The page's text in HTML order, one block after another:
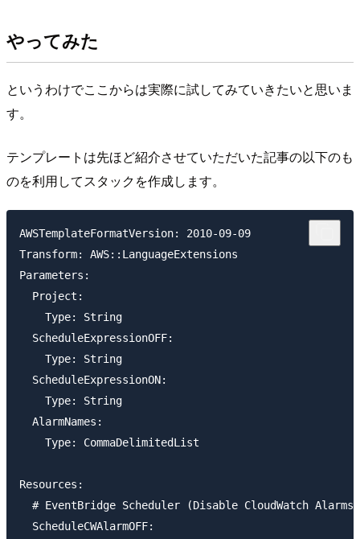
やってみた
というわけでここからは実際に試してみていきたいと思いま
す。
テンプレートは先ほど紹介させていただいた記事の以下のも
のを利用してスタックを作成します。
AWSTemplateFormatVersion: 2010-09-09
Transform: AWS::LanguageExtensions
Parameters:
  Project:
    Type: String
  ScheduleExpressionOFF:
    Type: String
  ScheduleExpressionON:
    Type: String
  AlarmNames:
    Type: CommaDelimitedList
Resources:
  # EventBridge Scheduler (Disable CloudWatch Alarms)
  ScheduleCWAlarmOFF: